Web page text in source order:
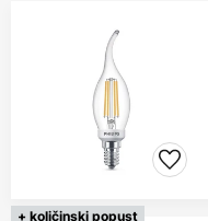
+ količinski popust